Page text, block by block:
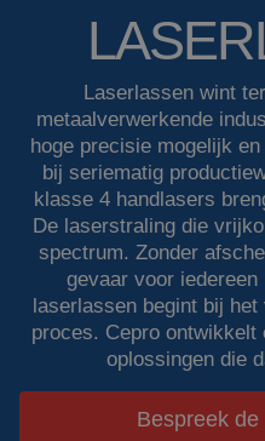
Lasdekens
Lascabines
Laserlassen
Werkcabines
Slijpgordijnen
Slijplamellen
Outdoor lassen
Werken bij Cepro
Actueel
Veelgestelde vragen
Downloads
Laserlassen wint
metaalverwerkende
hoge precisie mogelijk
bij seriematig
klasse 4 handlasers
De laserstraling die
spectrum. Zonder
gevaar voor
laserlassen begint bij
proces. Cepro
oplossingen die
Bespreek